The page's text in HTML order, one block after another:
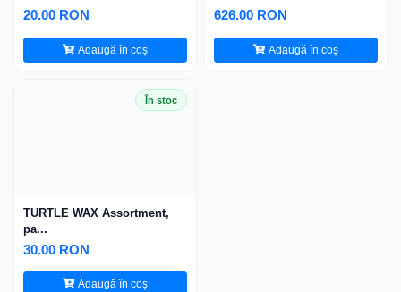
20.00 RON
Adaugă în coș
626.00 RON
Adaugă în coș
În stoc
TURTLE WAX Assortment,
pa...
30.00 RON
Adaugă în coș